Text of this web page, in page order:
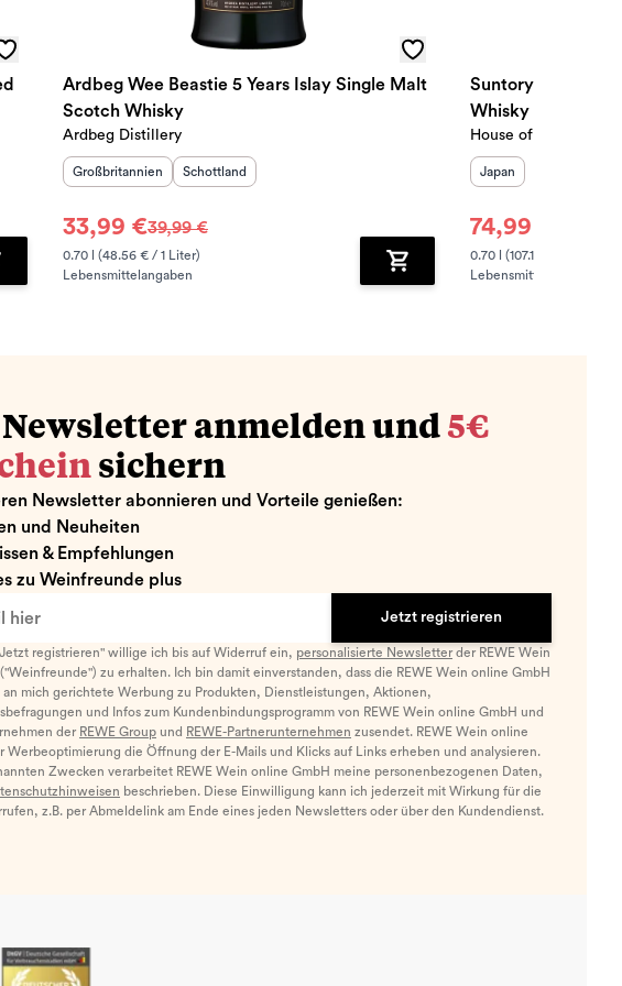
Warenkorb hinzufügen
Ardbeg Wee Beastie 5 Years Islay Single Malt
Scotch Whisky
Ardbeg Distillery
Herkunftsland:
Großbritannien Herkunftsregion
Schottland
33,99 €39,99 €
0.70 l (48.56 € / 1 Liter)
Lebensmittelangaben
Zum Warenkorb hinzufügen
Suntory Hibiki
Whisky
House of Suntory
Herkunftsland
Japan
74,99 €
0.70 l (107.13 € / 1 Liter)
Lebensmittelangaben
anmelden und 5€
sichern
Newsletter abonnieren und Vorteile genießen:
und Neuheiten
& Empfehlungen
zu Weinfreunde plus
Jetzt registrieren
registrieren" willige ich bis auf Widerruf ein, personalisierte Newsletterder REWE Wein
zu erhalten. Ich bin damit einverstanden, dass die REWE Wein online GmbH
an mich gerichtete Werbung zu Produkten, Dienstleistungen, Aktionen,
und Infos zum Kundenbindungsprogramm von REWE Wein online GmbH und
der REWE Group und REWE-Partnerunternehmen zusendet. REWE Wein online
Werbeoptimierung die Öffnung der E-Mails und Klicks auf Links erheben und analysieren.
Zwecken verarbeitet REWE Wein online GmbH meine personenbezogenen Daten,
beschrieben. Diese Einwilligung kann ich jederzeit mit Wirkung für die
z.B. per Abmeldelink am Ende eines jeden Newsletters oder über den Kundendienst.